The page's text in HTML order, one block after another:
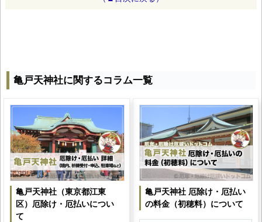
亀戸天神社に関するコラム一覧
亀戸天神社（東京都江東
区）厄除け・厄払いについ
て
亀戸天神社 厄除け・厄払い
の料金（初穂料）について